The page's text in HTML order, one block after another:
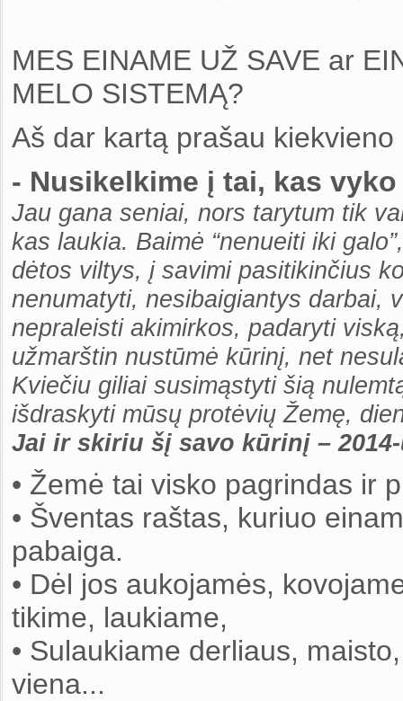
MES EINAME UŽ SAVE ar
MELO SISTEMĄ?
Aš dar kartą prašau
- Nusikelkime į tai, kas
Jau gana seniai, nors tarytum tik
kas laukia. Baimė “nenueiti iki
dėtos viltys, į savimi pasitikinčius
nenumatyti, nesibaigiantys darbai,
nepraleisti akimirkos, padaryti
užmarštin nustūmė kūrinį, net
Kviečiu giliai susimąstyti šią
išdraskyti mūsų protėvių Žemę,
Jai ir skiriu šį savo kūrinį –
• Žemė tai visko pagrindas ir
• Šventas raštas, kuriuo
pabaiga.
• Dėl jos aukojamės,
tikime, laukiame,
• Sulaukiame derliaus,
viena...